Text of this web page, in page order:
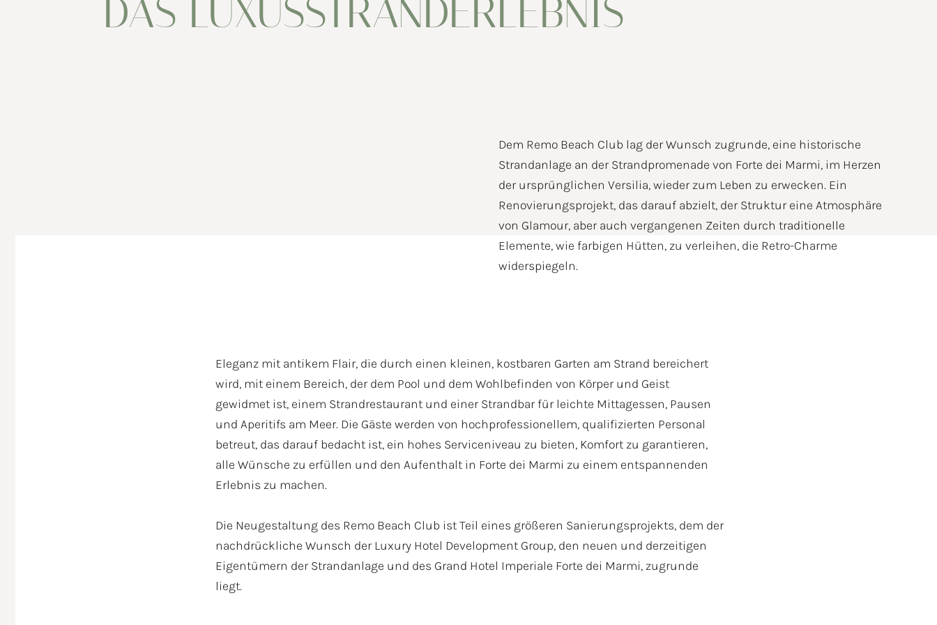
VERANSTALTUNGEN
Datum der Veranstaltung Art der Veranstaltung
DAS LUXUSSTRANDERLEBNIS
Dem Remo Beach Club lag der Wunsch zugrunde, eine historische
Strandanlage an der Strandpromenade von Forte dei Marmi, im Herzen
der ursprünglichen Versilia, wieder zum Leben zu erwecken. Ein
Renovierungsprojekt, das darauf abzielt, der Struktur eine Atmosphäre
von Glamour, aber auch vergangenen Zeiten durch traditionelle
Elemente, wie farbigen Hütten, zu verleihen, die Retro-Charme
widerspiegeln.
Eleganz mit antikem Flair, die durch einen kleinen, kostbaren Garten am Strand bereichert
wird, mit einem Bereich, der dem Pool und dem Wohlbefinden von Körper und Geist
gewidmet ist, einem Strandrestaurant und einer Strandbar für leichte Mittagessen, Pausen
und Aperitifs am Meer. Die Gäste werden von hochprofessionellem, qualifizierten Personal
betreut, das darauf bedacht ist, ein hohes Serviceniveau zu bieten, Komfort zu garantieren,
alle Wünsche zu erfüllen und den Aufenthalt in Forte dei Marmi zu einem entspannenden
Erlebnis zu machen.
Die Neugestaltung des Remo Beach Club ist Teil eines größeren Sanierungsprojekts, dem der
nachdrückliche Wunsch der Luxury Hotel Development Group, den neuen und derzeitigen
Eigentümern der Strandanlage und des Grand Hotel Imperiale Forte dei Marmi, zugrunde
liegt.